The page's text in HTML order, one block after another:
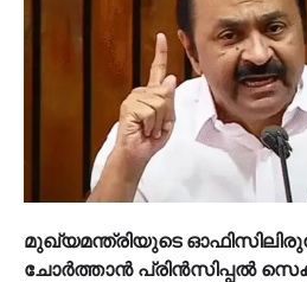
മുഖ്യമന്ത്രിയുടെ
ചോര്‍ത്താൻ പ്രിൻസിപ്പല്‍